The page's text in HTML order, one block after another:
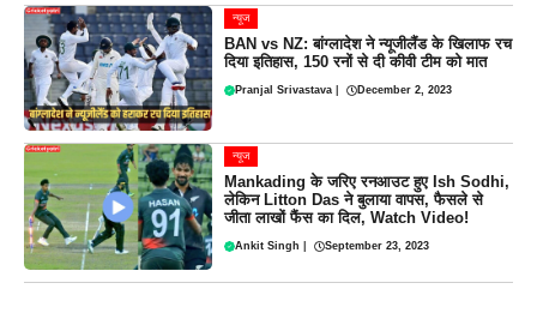
न्यूज
BAN vs NZ: बांग्लादेश ने न्यूजीलैंड के खिलाफ रच
दिया इतिहास, 150 रनों से दी कीवी टीम को मात
Pranjal Srivastava December 2, 2023
न्यूज
Mankading के जरिए रनआउट हुए Ish Sodhi,
लेकिन Litton Das ने बुलाया वापस, फैसले से
जीता लाखों फैंस का दिल, Watch Video!
Ankit Singh September 23, 2023